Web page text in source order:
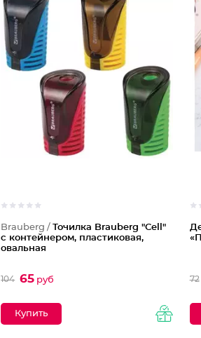
Brauberg /
Точилка Brauberg "Cell"
с контейнером, пластиковая,
овальная
104 65 руб 72